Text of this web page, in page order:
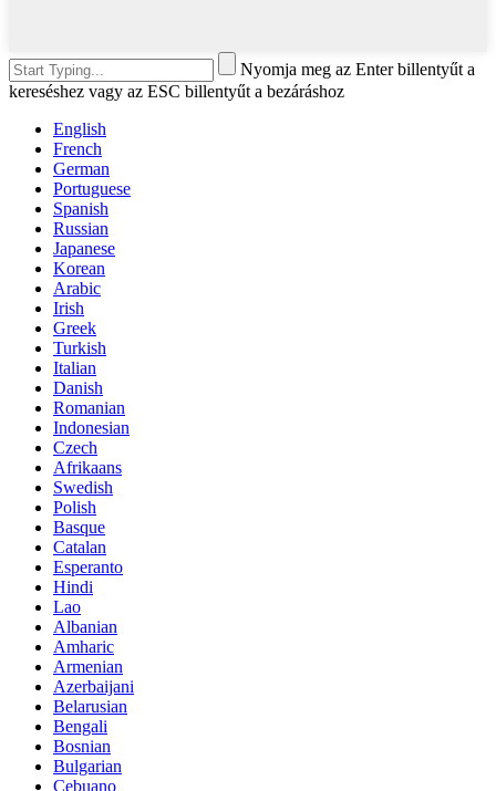
Nyomja meg az Enter billentyűt a
kereséshez vagy az ESC billentyűt a bezáráshoz
English
French
German
Portuguese
Spanish
Russian
Japanese
Korean
Arabic
Irish
Greek
Turkish
Italian
Danish
Romanian
Indonesian
Czech
Afrikaans
Swedish
Polish
Basque
Catalan
Esperanto
Hindi
Lao
Albanian
Amharic
Armenian
Azerbaijani
Belarusian
Bengali
Bosnian
Bulgarian
Cebuano